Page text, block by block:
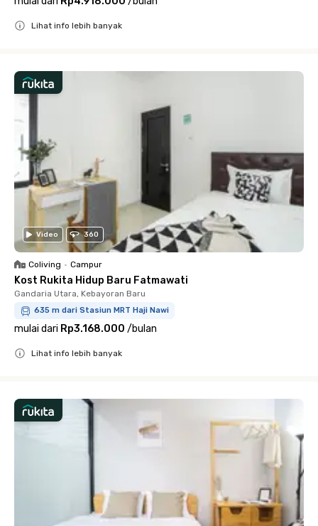
Lihat info lebih banyak
Video 360
Coliving • Campur
Kost Rukita Hidup Baru Fatmawati
Gandaria Utara, Kebayoran Baru
635 m dari Stasiun MRT Haji Nawi
mulai dari Rp3.168.000 /bulan
Lihat info lebih banyak